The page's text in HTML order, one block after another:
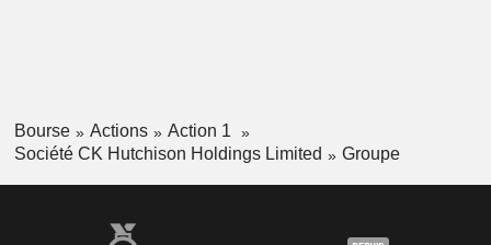
Bourse Actions
Action 1
Société CK Hutchison Holdings Limited
Groupe